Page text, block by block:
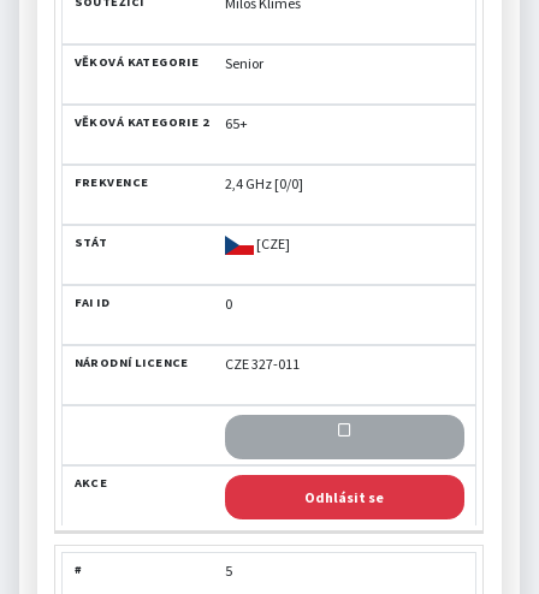
Senior
65+
2,4 GHz [0/0]
[CZE]
0
CZE 327-011
Odhlásit se
5